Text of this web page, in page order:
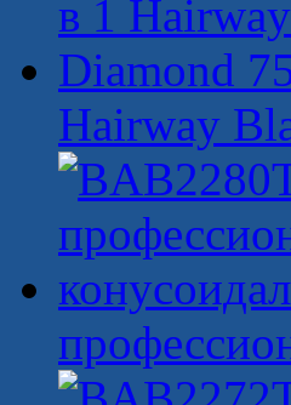
Hairway